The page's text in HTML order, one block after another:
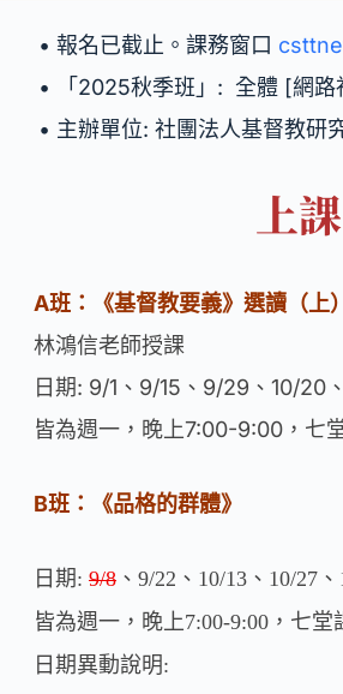
• 報名已截止。課務窗口
• 「2025秋季班」: 全體 [網
• 主辦單位: 社團法人基督教研
上
A班：《基督教要義》選讀（上）
林鴻信老師授課
日期: 9/1、9/15、9/29、10/20
皆為週一，晚上7:00-9:00，七
B班：《品格的群體》
日期: 9/8 、 9/22 、 10/13 、 10/27 、
皆為週一，晚上7:00-9:00 ，七堂
日期異動說明: